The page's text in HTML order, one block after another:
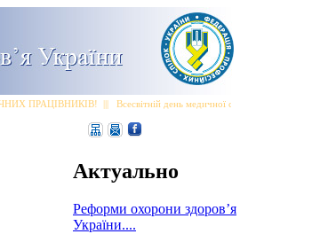
ПРАЦІВНИКІВ!||| Всесвітній день медичної сестри та медичного брата
Актуально
Реформи охорони здоров’я
України....